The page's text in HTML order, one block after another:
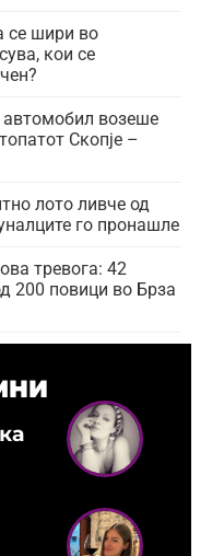
се шири во
кои се
автомобил возеше
Скопје –
лото ливче од
го пронашле
тревога: 42
200 повици во Брза